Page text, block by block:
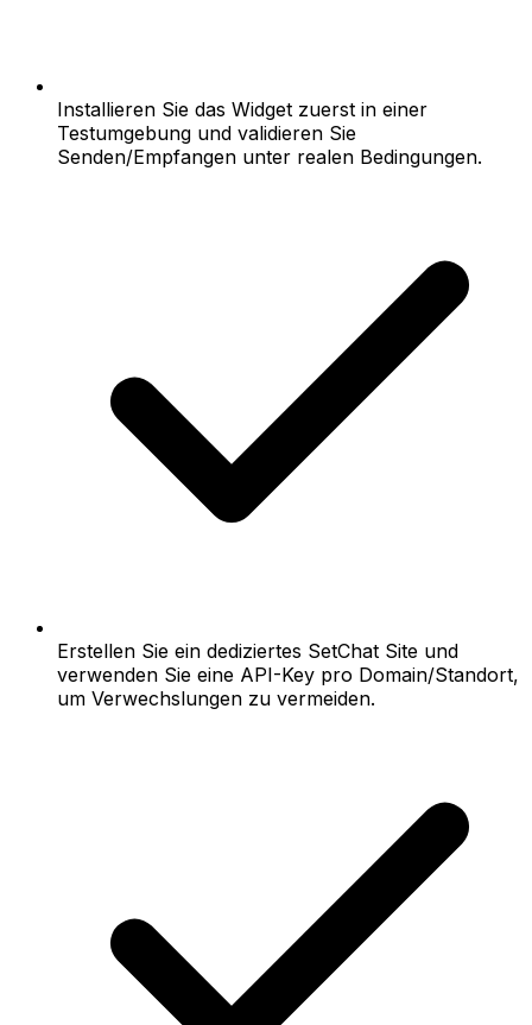
Installieren Sie das Widget zuerst in einer
Testumgebung und validieren Sie
Senden/Empfangen unter realen Bedingungen.
Erstellen Sie ein dediziertes SetChat Site und
verwenden Sie eine API-Key pro Domain/Standort,
um Verwechslungen zu vermeiden.